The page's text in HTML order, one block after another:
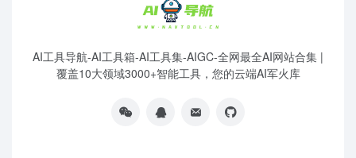
AI工具导航-AI工具箱-AI工具集-AIGC-全网最全AI网站合集 |
覆盖10大领域3000+智能工具，您的云端AI军火库